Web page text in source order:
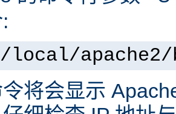
local/
将会显示